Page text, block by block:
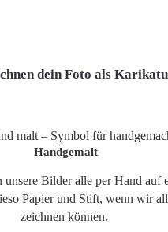
dein Foto als
Handgemalt
unsere Bilder alle per Hand auf
Papier und Stift, wenn wir
zeichnen können.